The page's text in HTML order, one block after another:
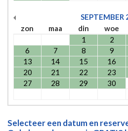
SEPTEMBER
zon
maa din woe
1
2
6
7 8 9
13
14 15 16
20
21 22 23
27
28 29 30
Selecteer een datum en